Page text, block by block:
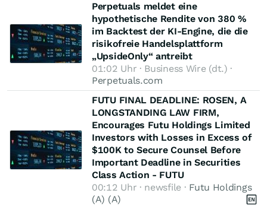
Perpetuals meldet eine
hypothetische Rendite von 380 %
im Backtest der KI-Engine, die die
risikofreie Handelsplattform
„UpsideOnly“ antreibt
01:02 Uhr · Business Wire (dt.) ·
Perpetuals.com
FUTU FINAL DEADLINE: ROSEN, A
LONGSTANDING LAW FIRM,
Encourages Futu Holdings Limited
Investors with Losses in Excess of
$100K to Secure Counsel Before
Important Deadline in Securities
Class Action - FUTU
00:12 Uhr · newsfile · Futu Holdings
(A) (A)